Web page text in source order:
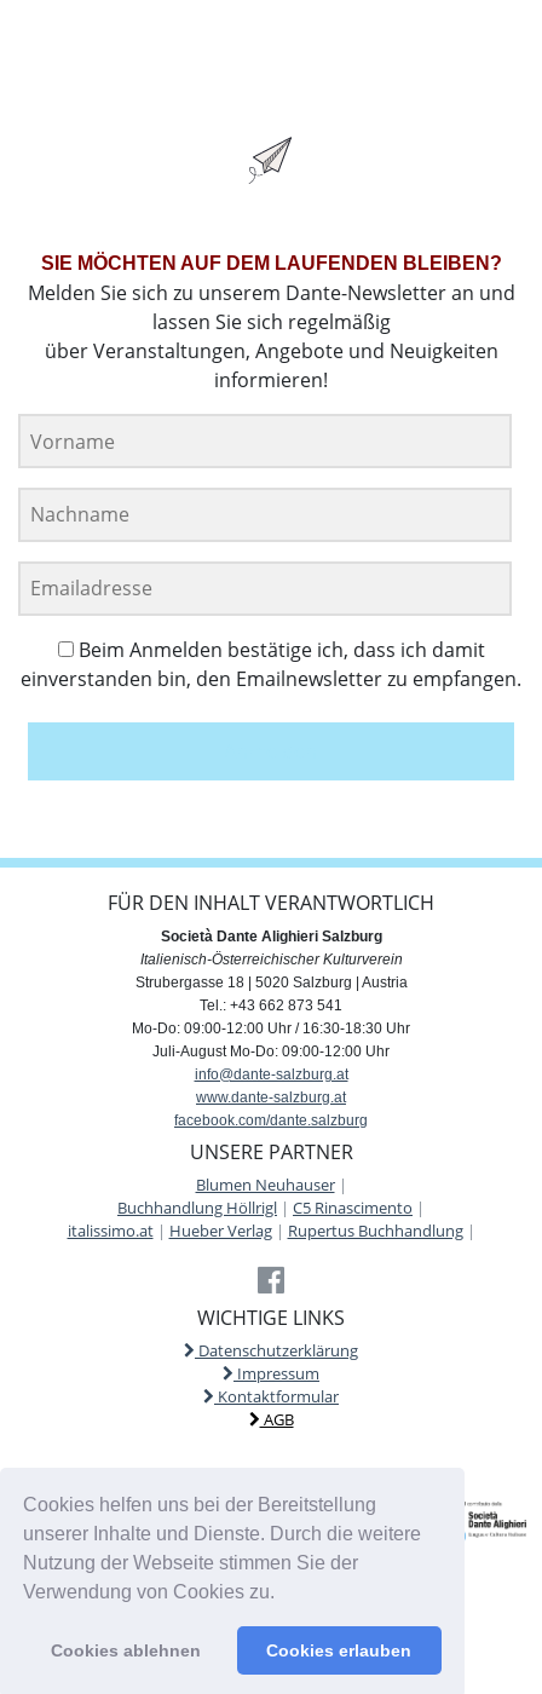
Cookies helfen uns bei der Bereitstellung
unserer Inhalte und Dienste. Durch die weitere
Nutzung der Webseite stimmen Sie der
Verwendung von Cookies zu.
Cookies ablehnen Cookies erlauben
SIE MÖCHTEN AUF DEM LAUFENDEN BLEIBEN?
Melden Sie sich zu unserem Dante-Newsletter an und
lassen Sie sich regelmäßig
über Veranstaltungen, Angebote und Neuigkeiten
informieren!
Beim Anmelden bestätige ich, dass ich damit
einverstanden bin, den Emailnewsletter zu empfangen.
FÜR DEN INHALT VERANTWORTLICH
Società Dante Alighieri Salzburg
Italienisch-Österreichischer Kulturverein
Strubergasse 18 | 5020 Salzburg | Austria
Tel.: +43 662 873 541
Mo-Do: 09:00-12:00 Uhr / 16:30-18:30 Uhr
Juli-August Mo-Do: 09:00-12:00 Uhr
info@dante-salzburg.at
www.dante-salzburg.at
facebook.com/dante.salzburg
UNSERE PARTNER
Blumen Neuhauser|
Buchhandlung Höllrigl | C5 Rinascimento |
italissimo.at| Hueber Verlag| Rupertus Buchhandlung|
WICHTIGE LINKS
Datenschutzerklärung
Impressum
Kontaktformular
AGB